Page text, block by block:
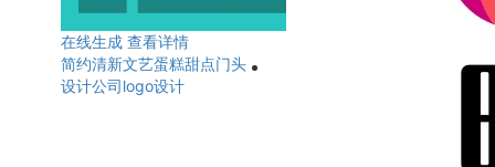
在线生成 查看详情
简约清新文艺蛋糕甜点门头
设计公司logo设计